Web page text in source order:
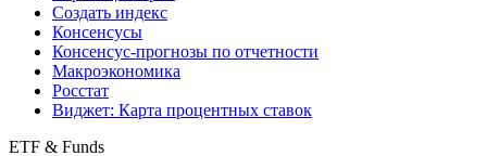
Индексы
Поиск индексов
Страницы стран
Создать индекс
Консенсусы
Консенсус-прогнозы по отчетности
Макроэкономика